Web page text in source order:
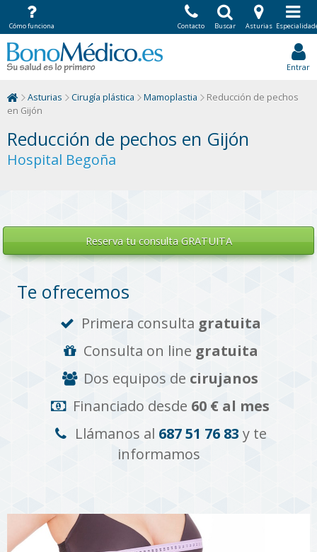
Entrar
Asturias Cirugía plástica Mamoplastia
Reducción de pechos
en Gijón
Reducción de pechos en Gijón
Hospital Begoña
Reserva tuconsulta GRATUITA
Te ofrecemos
Primera consulta gratuita
Consulta on line gratuita
Dos equipos de cirujanos
Financiado desde 60 € al mes
Llámanos al 687 51 76 83 y te
informamos
Cómo funciona Contacto Buscar Asturias